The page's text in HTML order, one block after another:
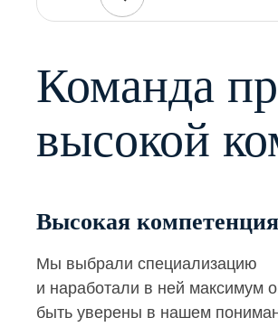
Команда
высокой
Высокая компетенция
Мы выбрали специализацию
и наработали в ней максимум
быть уверены в нашем